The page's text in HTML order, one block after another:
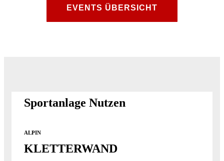
EVENTS ÜBERSICHT
Sportanlage Nutzen
ALPIN
KLETTERWAND